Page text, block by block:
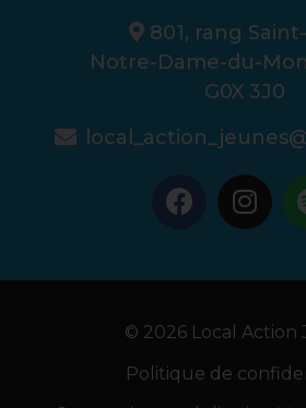
801, rang
Notre-Dame-du-
G0X 3J0
© 2026 Local Action
Politique de